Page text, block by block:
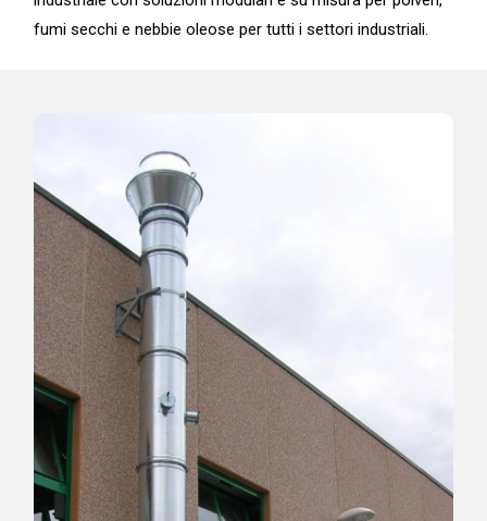
fumi secchi e nebbie oleose per tutti i settori industriali.